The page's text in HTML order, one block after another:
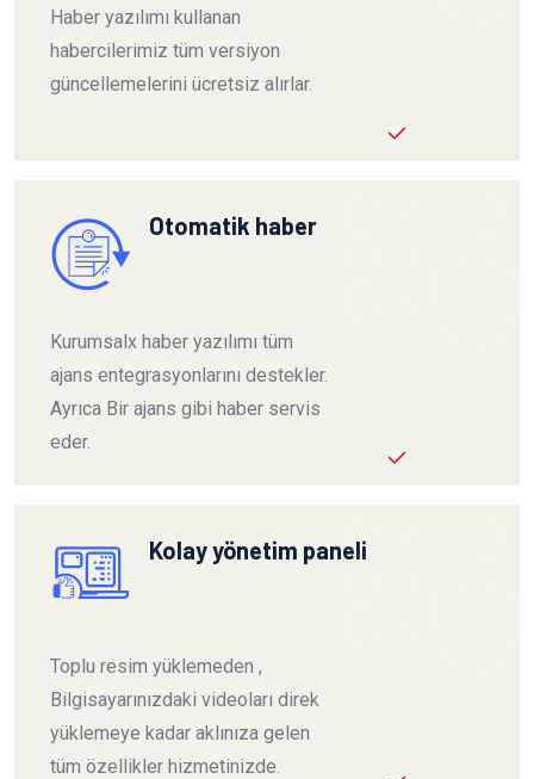
Haber yazılımı kullanan
habercilerimiz tüm versiyon
güncellemelerini ücretsiz alırlar.
Otomatik haber
Kurumsalx haber yazılımı tüm
ajans entegrasyonlarını destekler.
Ayrıca Bir ajans gibi haber servis
eder.
Kolay yönetim paneli
Toplu resim yüklemeden ,
Bilgisayarınızdaki videoları direk
yüklemeye kadar aklınıza gelen
tüm özellikler hizmetinizde.